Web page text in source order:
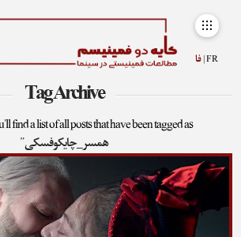
FR | فا
Tag Archive
find a list of all posts that have been tagged as
همسر_چایکوفسکی”